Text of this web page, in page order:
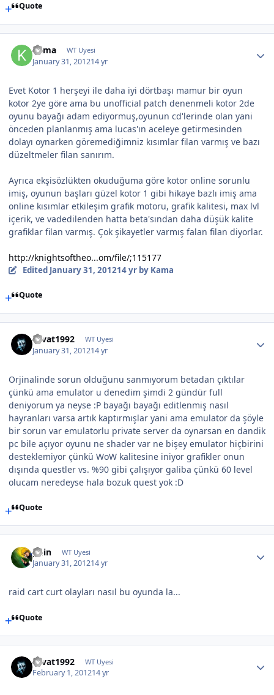
Quote
Kama WT Uyesi
January 31, 201214 yr
Evet Kotor 1 herşeyi ile daha iyi dörtbaşı mamur bir oyun
kotor 2ye göre ama bu unofficial patch denenmeli kotor 2de
oyunu bayağı adam ediyormuş,oyunun cd'lerinde olan yani
önceden planlanmış ama lucas'ın aceleye getirmesinden
dolayı oynarken göremediğimniz kısımlar filan varmış ve bazı
düzeltmeler filan sanırım.
Ayrıca ekşisözlükten okuduğuma göre kotor online sorunlu
imiş, oyunun başları güzel kotor 1 gibi hikaye bazlı imiş ama
online kısımlar etkileşim grafik motoru, grafik kalitesi, max lvl
içerik, ve vadedilenden hatta beta'sından daha düşük kalite
grafiklar filan varmış. Çok şikayetler varmış falan filan diyorlar.
http://knightsoftheo...om/file/;115177
Edited January 31, 201214 yrby Kama
Quote
cevat1992 WT Uyesi
January 31, 201214 yr
Orjinalinde sorun olduğunu sanmıyorum betadan çıktılar
çünkü ama emulator u denedim şimdi 2 gündür full
deniyorum ya neyse :P bayağı bayağı editlenmiş nasıl
hayranları varsa artık kaptırmışlar yani ama emulator da şöyle
bir sorun var emulatorlu private server da oynarsan en dandik
pc bile açıyor oyunu ne shader var ne bişey emulator hiçbirini
desteklemiyor çünkü WoW kalitesine iniyor grafikler onun
dışında questler vs. %90 gibi çalışıyor galiba çünkü 60 level
olucam neredeyse hala bozuk quest yok :D
Quote
guin WT Uyesi
January 31, 201214 yr
raid cart curt olayları nasıl bu oyunda la...
Quote
cevat1992 WT Uyesi
February 1, 201214 yr